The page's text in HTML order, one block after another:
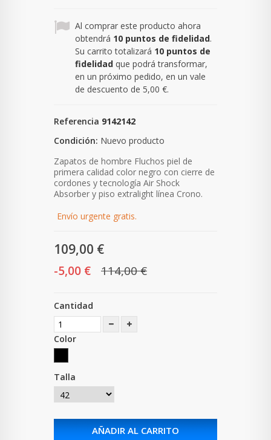
Al comprar este producto ahora
obtendrá 10 puntos de fidelidad.
Su carrito totalizará 10 puntos de
fidelidad que podrá transformar,
en un próximo pedido, en un vale
de descuento de 5,00 €.
Referencia 9142142
Condición: Nuevo producto
Zapatos de hombre Fluchos piel de
primera calidad color negro con cierre de
cordones y tecnología Air Shock
Absorber y piso extralight línea Crono.
Envío urgente gratis.
109,00 €
-5,00 € 114,00 €
Cantidad
Color
Talla
AÑADIR AL CARRITO